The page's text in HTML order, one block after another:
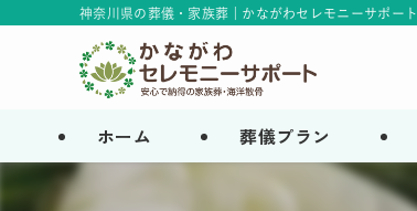
神奈川県の葬儀・家族葬 | かながわセレモニーサポート
ホーム 葬儀プラン